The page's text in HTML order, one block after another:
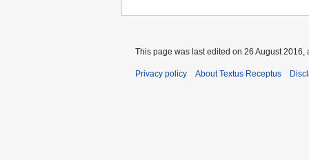
This page was last edited on 26 August 2016,
Privacy policy About Textus Receptus